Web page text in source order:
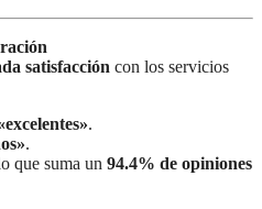
satisfacción con los servicios
.
.
que suma un 94.4% de opiniones